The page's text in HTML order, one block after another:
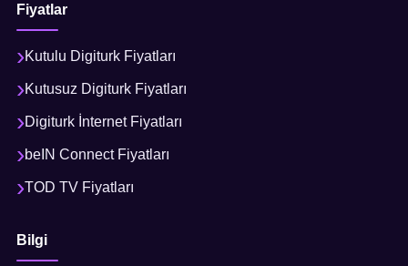
Fiyatlar
Kutulu Digiturk Fiyatları
Kutusuz Digiturk Fiyatları
Digiturk İnternet Fiyatları
beIN Connect Fiyatları
TOD TV Fiyatları
Bilgi